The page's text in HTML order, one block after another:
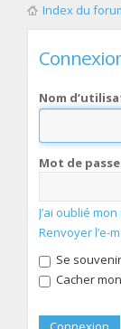
Les
Index du
Nom
Mot de
J’ai oublié
Renvoyer l’e-
Se
Cacher